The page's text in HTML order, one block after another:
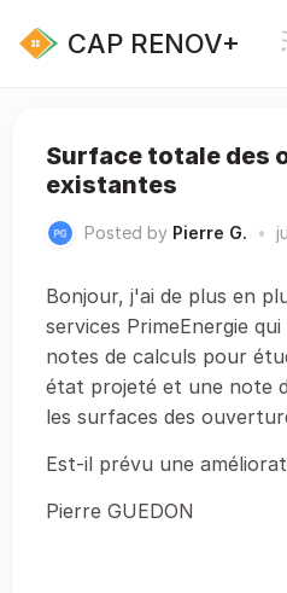
CAP RENOV+
Surface totale des
existantes
Posted by Pierre G. •
Bonjour, j'ai de plus en
services PrimeEnergie qui
notes de calculs pour
état projeté et une note
les surfaces des
Est-il prévu une
Pierre GUEDON